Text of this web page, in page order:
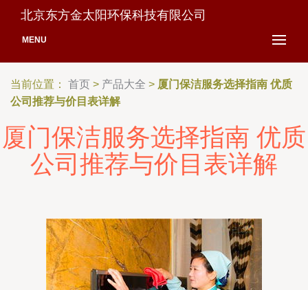
北京东方金太阳环保科技有限公司
MENU
当前位置： 首页 > 产品大全 > 厦门保洁服务选择指南 优质
公司推荐与价目表详解
厦门保洁服务选择指南 优质
公司推荐与价目表详解